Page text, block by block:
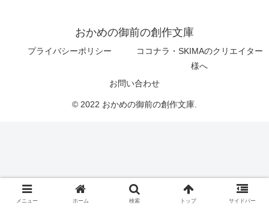
おかめの御前の創作文庫
プライバシーポリシー
ココナラ・SKIMAのクリエイター
様へ
お問い合わせ
© 2022 おかめの御前の創作文庫.
メニュー ホーム 検索 トップ サイドバー